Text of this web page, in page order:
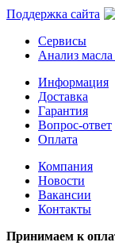
Поддержка сайта
Сервисы
Анализ
Информация
Доставка
Гарантия
Вопрос-ответ
Оплата
Компания
Новости
Вакансии
Контакты
Принимаем к